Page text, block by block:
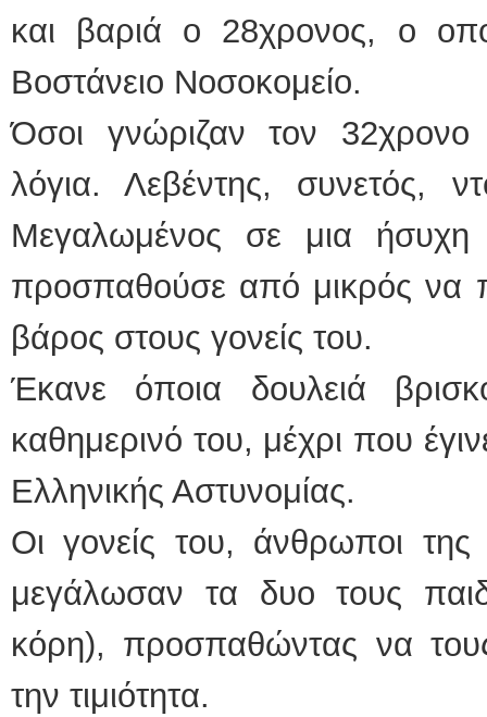
και βαριά ο 28χρονος, ο
Βοστάνειο Νοσοκομείο.
Όσοι γνώριζαν τον
λόγια. Λεβέντης, συνετός,
Μεγαλωμένος σε μια ήσυχη
προσπαθούσε από μικρός να
βάρος στους γονείς του.
Έκανε όποια δουλειά
καθημερινό του, μέχρι που
Ελληνικής Αστυνομίας.
Οι γονείς του, άνθρωποι
μεγάλωσαν τα δυο τους
κόρη), προσπαθώντας να
την τιμιότητα.